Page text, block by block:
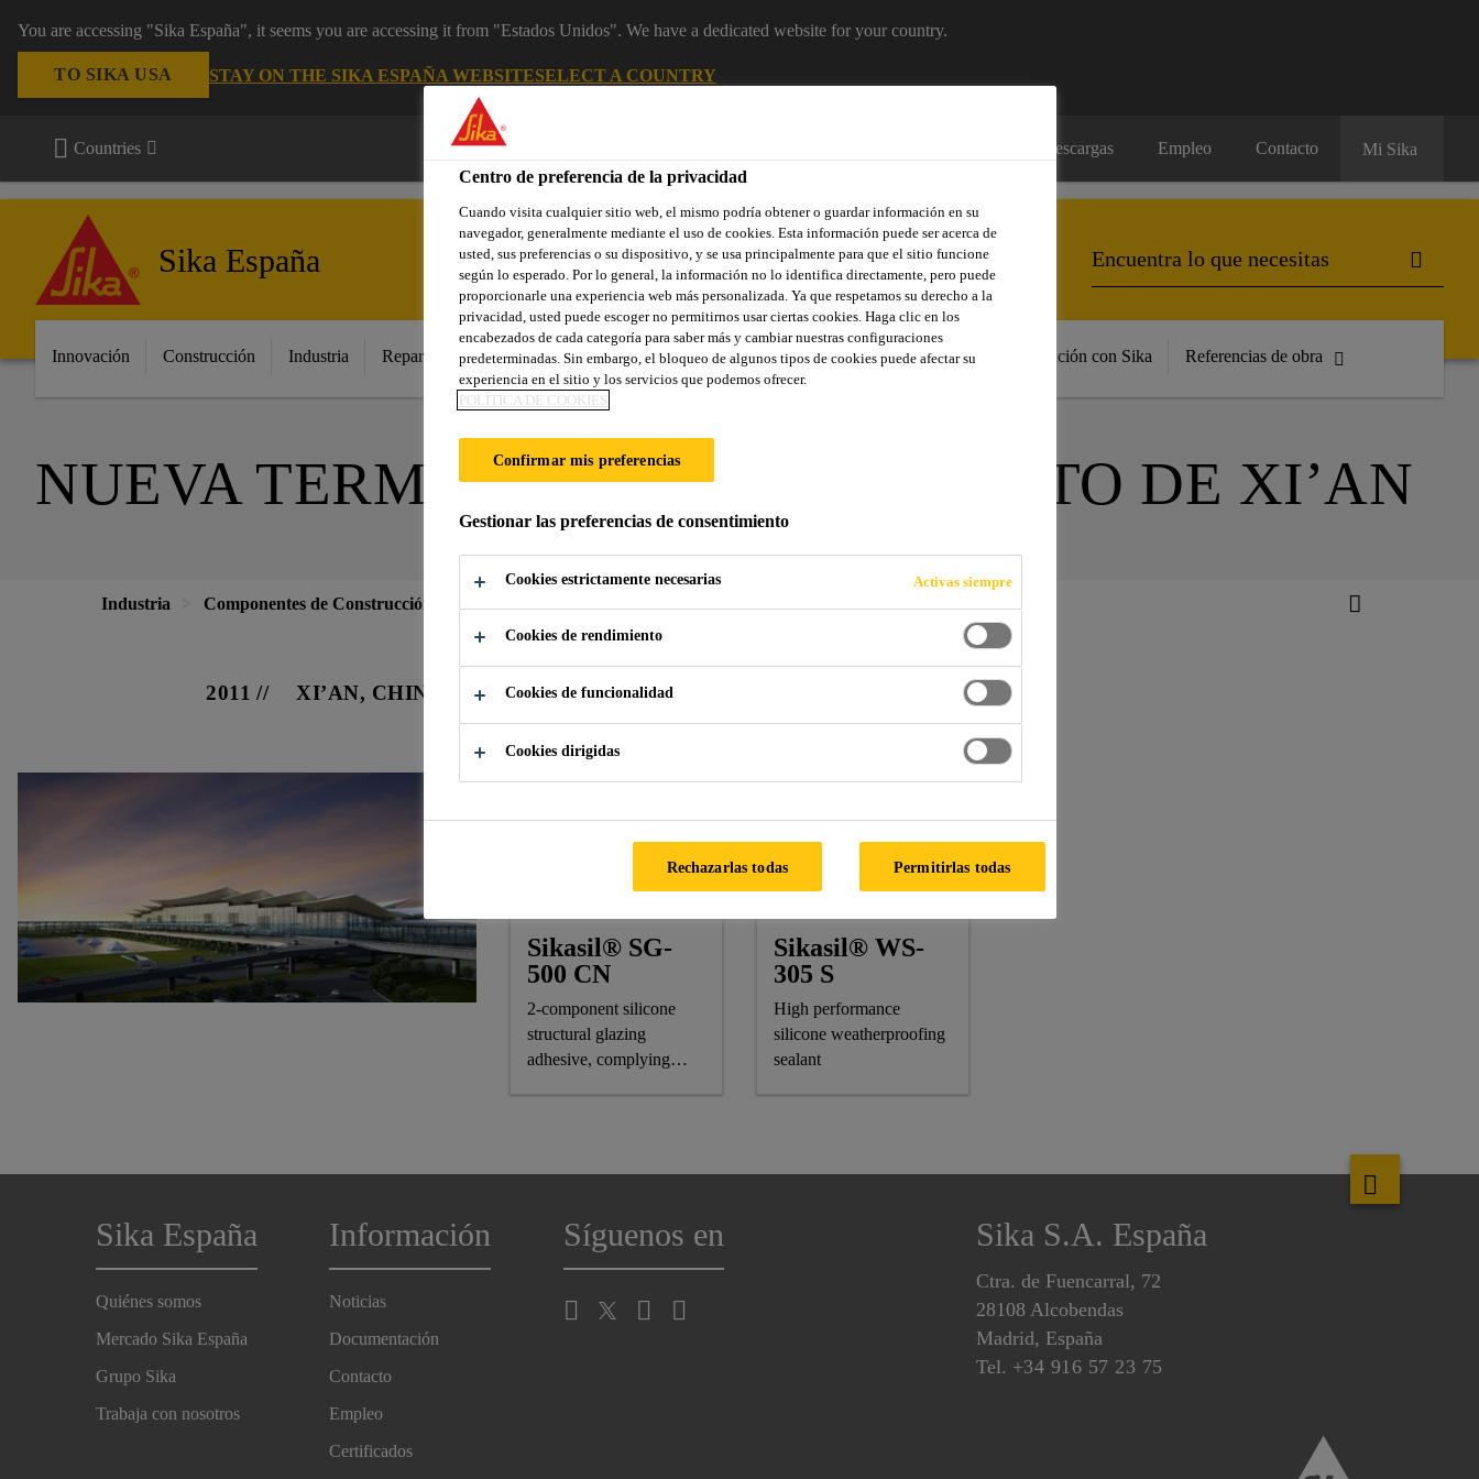
You are accessing "Sika España", it seems you are accessing it from "Estados Unidos". We have a dedicated website for your country.
TO SIKA USA STAY ON THE SIKA ESPAÑA WEBSITESELECT A COUNTRY
Countries Descargas Empleo Contacto Mi Sika
Sika España
Innovación Construcción Industria Repara tu casa Localiza tu tienda Noticias Prescripción Sostenibilidad Formación con Sika Referencias de obra
NUEVA TERMINAL DEL AEROPUERTO DE XI’AN
Industria Componentes de Construcción
2011 XI’AN, CHINA
Arquitecto: Atkins Reino Unido
: Sikasil® SG-500 CN, Sikasil® WS-305
Sikasil® SG-
500 CN
2-component silicone
structural glazing
adhesive, complying
Sikasil® WS-
305 S
High performance
silicone weatherproofing
sealant
Sika España
Quiénes somos
Mercado Sika España
Grupo Sika
Trabaja con nosotros
Información
Noticias
Documentación
Contacto
Empleo
Certificados
Síguenos en Sika S.A. España
Ctra. de Fuencarral, 72
28108 Alcobendas
Madrid, España
Tel. +34 916 57 23 75
Centro de preferencia de la privacidad
Cuando visita cualquier sitio web, el mismo podría obtener o guardar información en su
navegador, generalmente mediante el uso de cookies. Esta información puede ser acerca de
usted, sus preferencias o su dispositivo, y se usa principalmente para que el sitio funcione
según lo esperado. Por lo general, la información no lo identifica directamente, pero puede
proporcionarle una experiencia web más personalizada. Ya que respetamos su derecho a la
privacidad, usted puede escoger no permitirnos usar ciertas cookies. Haga clic en los
encabezados de cada categoría para saber más y cambiar nuestras configuraciones
predeterminadas. Sin embargo, el bloqueo de algunos tipos de cookies puede afectar su
experiencia en el sitio y los servicios que podemos ofrecer.
POLÍTICA DE COOKIES
Confirmar mis preferencias
Gestionar las preferencias de consentimiento
Cookies estrictamente necesarias Activas siempre
Cookies de rendimiento
Cookies de funcionalidad
Cookies dirigidas
Rechazarlas todas Permitirlas todas